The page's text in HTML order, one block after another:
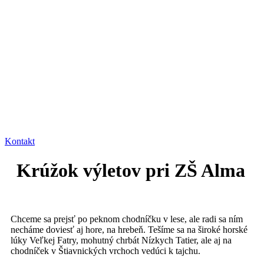
Kontakt
Krúžok výletov pri ZŠ Alma
Chceme sa prejsť po peknom chodníčku v lese, ale radi sa ním
necháme doviesť aj hore, na hrebeň. Tešíme sa na široké horské
lúky Veľkej Fatry, mohutný chrbát Nízkych Tatier, ale aj na
chodníček v Štiavnických vrchoch vedúci k tajchu.